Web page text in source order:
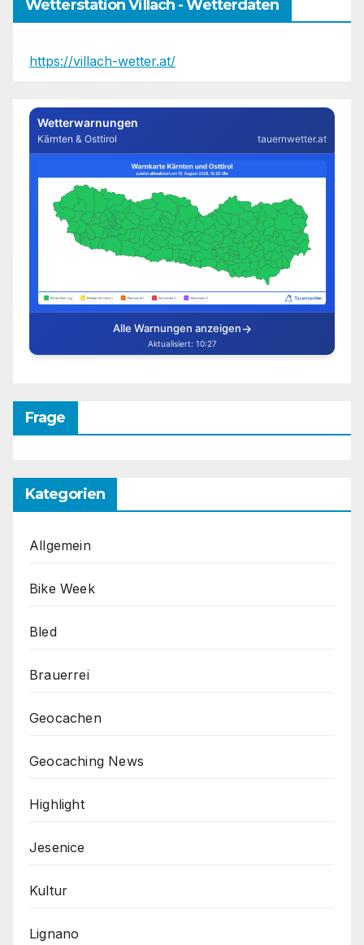
Wetterstation Villach - Wetterdaten
https://villach-wetter.at/
Frage
Kategorien
Allgemein
Bike Week
Bled
Brauerrei
Geocachen
Geocaching News
Highlight
Jesenice
Kultur
Lignano